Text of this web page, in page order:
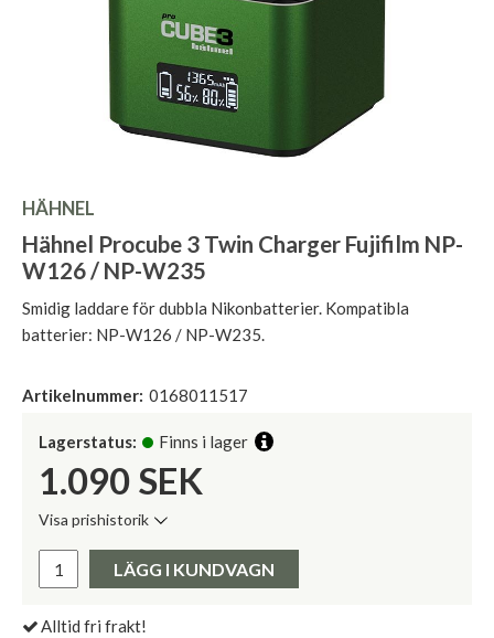
HÄHNEL
Hähnel Procube 3 Twin Charger Fujifilm NP-
W126 / NP-W235
Smidig laddare för dubbla Nikonbatterier. Kompatibla
batterier: NP-W126 / NP-W235.
Artikelnummer: 0168011517
Lagerstatus: Finns i lager
1.090 SEK
Visa prishistorik
Pris:
LÄGG I KUNDVAGN
Alltid fri frakt!